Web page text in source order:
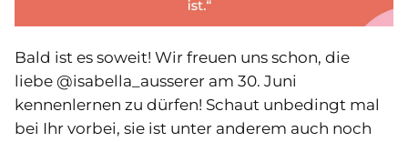
Bald ist es soweit! Wir freuen uns schon, die
liebe @isabella_ausserer am 30. Juni
kennenlernen zu dürfen! Schaut unbedingt mal
bei Ihr vorbei, sie ist unter anderem auch noch